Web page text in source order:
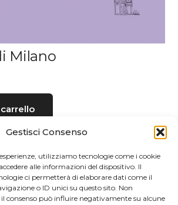
Gestisci Consenso
utilizziamo tecnologie come i cookie
alle informazioni del dispositivo. Il
ci permetterà di elaborare dati come il
o ID unici su questo sito. Non
consenso può influire negativamente su alcune
Milano